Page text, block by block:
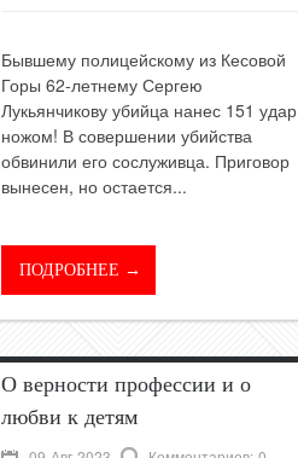
Бывшему полицейскому из Кесовой
Горы 62-летнему Сергею
Лукьянчикову убийца нанес 151 удар
ножом! В совершении убийства
обвинили его сослуживца. Приговор
вынесен, но остается...
ПОДРОБНЕЕ →
О верности профессии и о
любви к детям